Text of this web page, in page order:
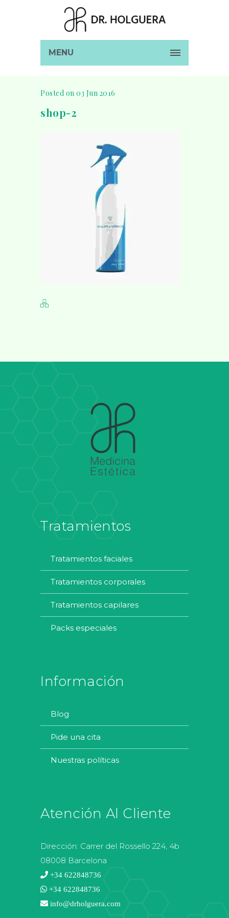
MENU
Posted on 03 Jun 2016
shop-2
Tratamientos
tratamientos faciales
tratamientos corporales
tratamientos capilares
packs especiales
Información
blog
pide una cita
nuestras políticas
Atención Al Cliente
Dirección: Carrer del Rossello 224, 4b
08008 Barcelona
+34 622848736
+34 622848736
info@drholguera.com